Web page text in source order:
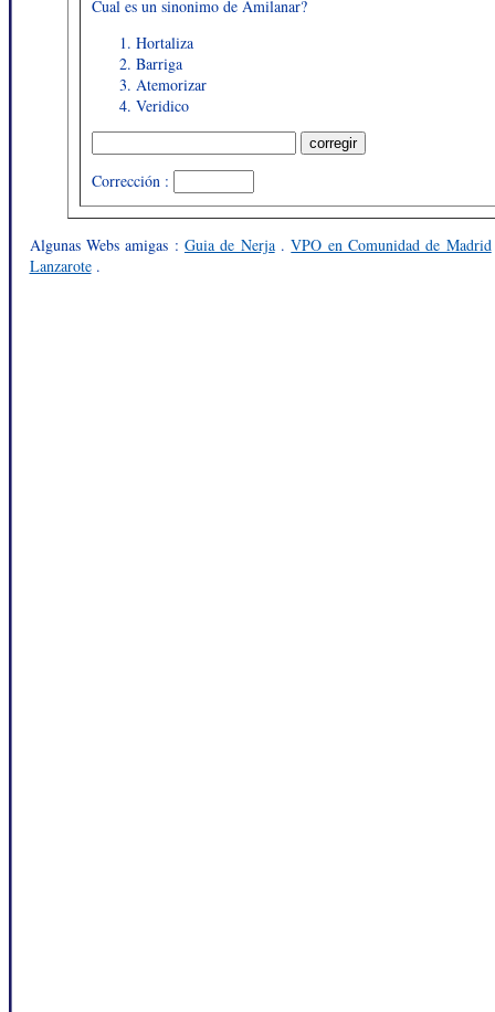
Cual es un sinonimo de Amilanar?
Hortaliza
Barriga
Atemorizar
Veridico
Corrección :
Algunas Webs amigas : Guia de Nerja.VPO en Comunidad de Madrid
Lanzarote.